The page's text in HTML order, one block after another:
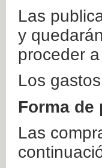
Las
y
proceder
Los
Forma de
Las